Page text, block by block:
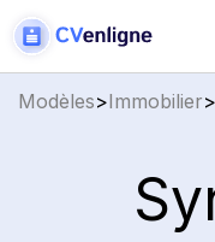
Modèles>Immobilier>